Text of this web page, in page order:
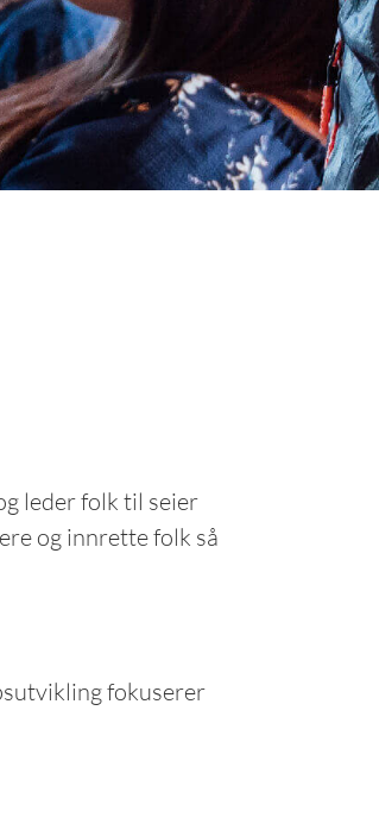
leder folk til seier
og innrette folk så
fokuserer